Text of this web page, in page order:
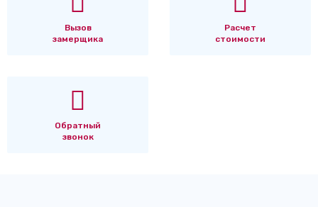
Вызов
замерщика
Расчет
стоимости
Обратный
звонок